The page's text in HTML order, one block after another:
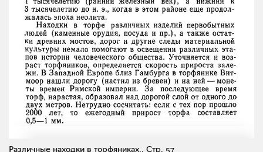
Различные находки в торфяниках.. Стр. 57